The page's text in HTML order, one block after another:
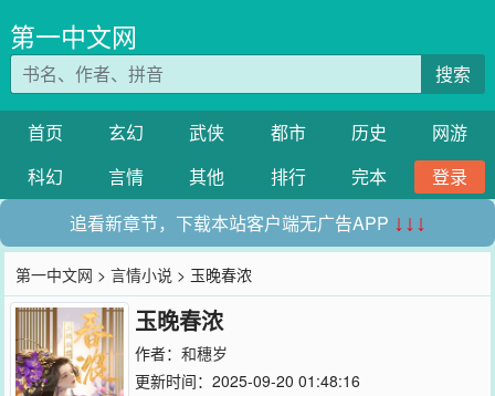
第一中文网
搜索
首页 玄幻 武侠 都市 历史
网游
科幻
言情 其他 排行 完本
登录
追看新章节，下载本站客户端无广告APP ↓↓↓
第一中文网 >言情小说 > 玉晚春浓
玉晚春浓
作者： 和穗岁
更新时间：2025-09-20 01:48:16